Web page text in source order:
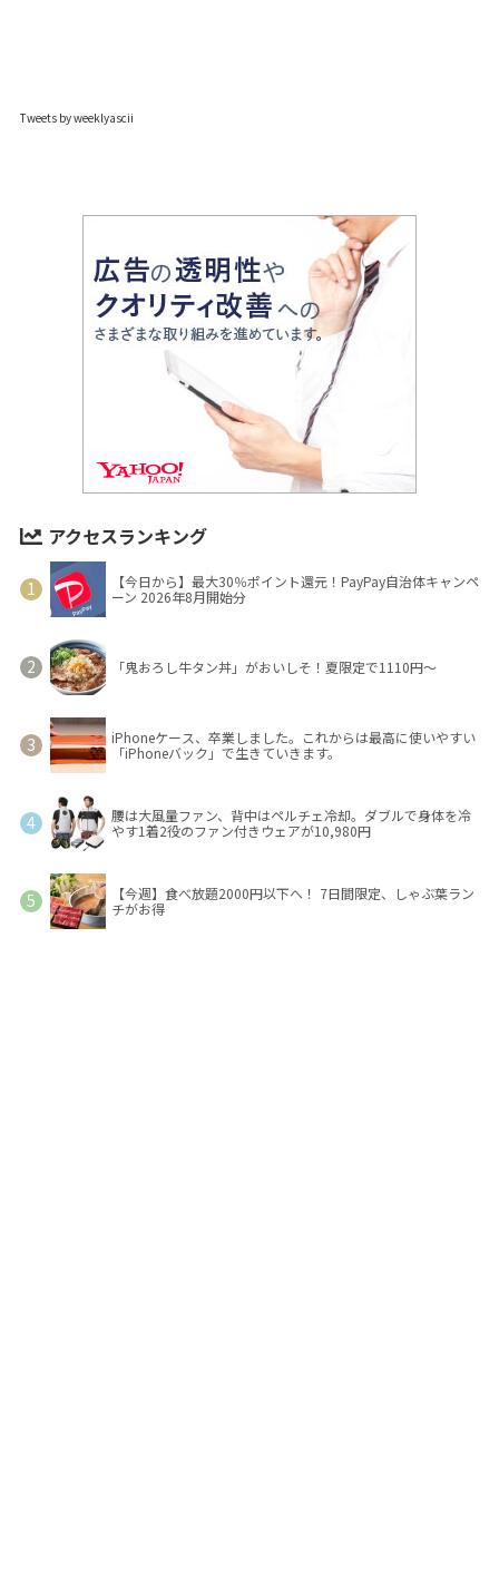
Tweets by weeklyascii
アクセスランキング
【今日から】最大30％ポイント還元！PayPay自治体キャンペ
ーン 2026年8月開始分
「鬼おろし牛タン丼」がおいしそ！夏限定で1110円～
iPhoneケース、卒業しました。これからは最高に使いやすい
「iPhoneバック」で生きていきます。
腰は大風量ファン、背中はペルチェ冷却。ダブルで身体を冷
やす1着2役のファン付きウェアが10,980円
【今週】食べ放題2000円以下へ！ 7日間限定、しゃぶ葉ラン
チがお得